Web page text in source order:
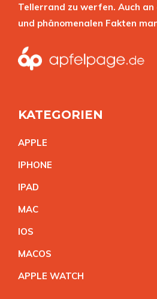
Tellerrand zu werfen. Auch an
und phänomenalen Fakten
KATEGORIEN
APPLE
IPHONE
IPAD
MAC
IOS
MACOS
APPLE WATCH